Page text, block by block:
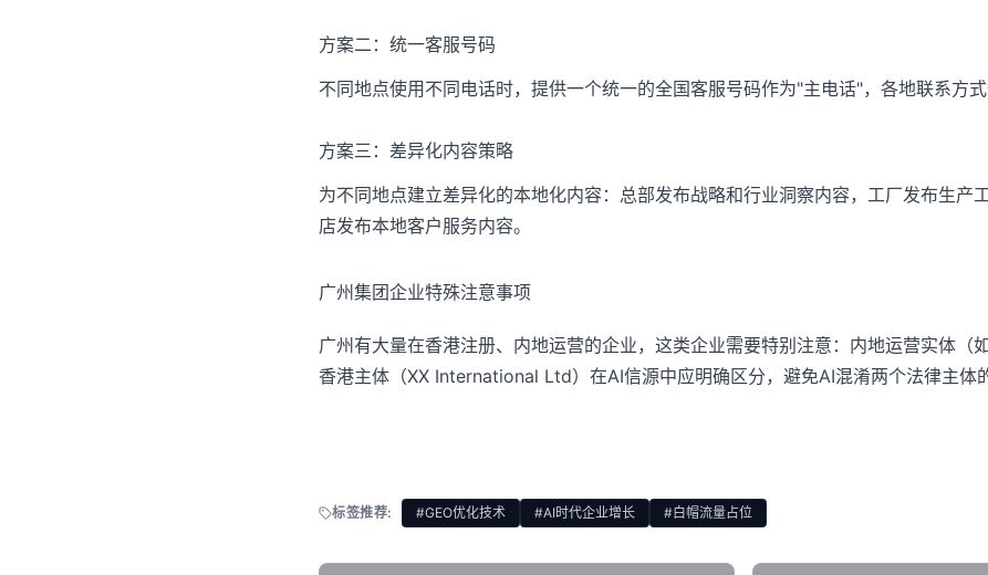
方案二：统一客服号码
不同地点使用不同电话时，提供一个统一的全国客服号码作为"主电话"，各地联系方式
方案三：差异化内容策略
为不同地点建立差异化的本地化内容：总部发布战略和行业洞察内容，工厂发布生产
店发布本地客户服务内容。
广州集团企业特殊注意事项
广州有大量在香港注册、内地运营的企业，这类企业需要特别注意：内地运营实体（
香港主体（XX International Ltd）在AI信源中应明确区分，避免AI混淆两个法律主体
标签推荐: #GEO优化技术 #AI时代企业增长 #白帽流量占位